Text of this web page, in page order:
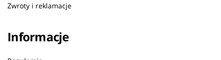
Zwroty i reklamacje
Informacje